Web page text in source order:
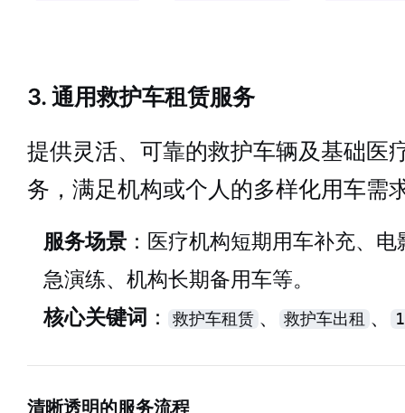
3. 通用救护车租赁服务
提供灵活、可靠的救护车辆及基础医
务，满足机构或个人的多样化用车需
服务场景 ：医疗机构短期用车补充、
急演练、机构长期备用车等。
核心关键词 ： 救护车租赁 、 救护车出租 、
清晰透明的服务流程